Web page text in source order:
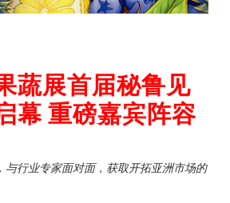
蔬展首届秘鲁见
幕 重磅嘉宾阵容
与行业专家面对面，获取开拓亚洲市场的